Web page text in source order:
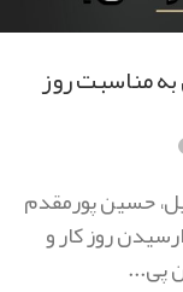
مناسبت روز
حسین پورمقدم
روز کار و
پی...